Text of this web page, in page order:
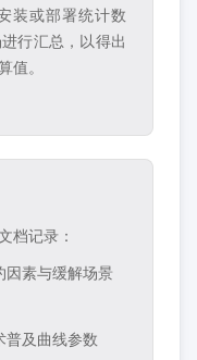
装或部署统计数
行汇总，以得出
值。
档记录：
因素与缓解场景
普及曲线参数